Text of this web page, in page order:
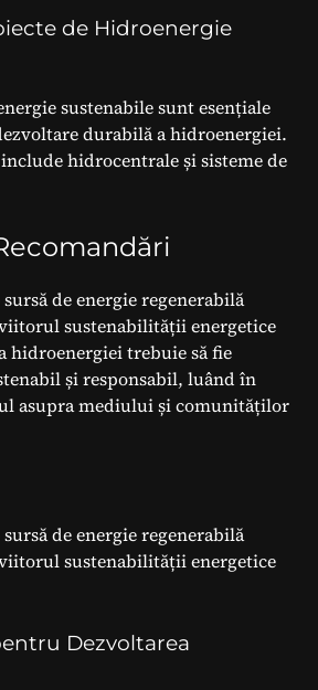
de Hidroenergie
sustenabile sunt esențiale
durabilă a hidroenergiei.
hidrocentrale și sisteme de
de energie regenerabilă
sustenabilității energetice
hidroenergiei trebuie să fie
și responsabil, luând în
asupra mediului și comunităților
de energie regenerabilă
sustenabilității energetice
Dezvoltarea